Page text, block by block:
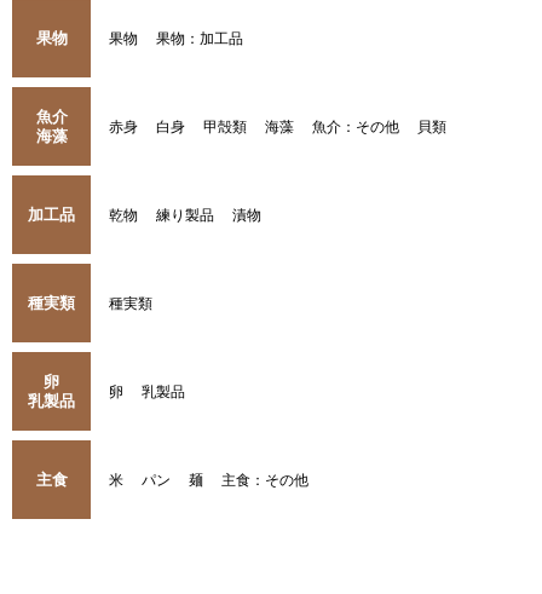
果物 果物 果物：加工品
魚介
海藻
赤身 白身 甲殻類 海藻 魚介：その他 貝類
加工品 乾物 練り製品 漬物
種実類 種実類
卵
乳製品
卵 乳製品
主食 米 パン 麺 主食：その他